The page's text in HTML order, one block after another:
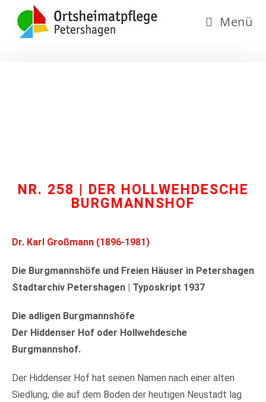
Menü
NR. 258 | DER HOLLWEHDESCHE
BURGMANNSHOF
Dr. Karl Großmann (1896-1981)
Die Burgmannshöfe und Freien Häuser in Petershagen
Stadtarchiv Petershagen | Typoskript 1937
Die adligen Burgmannshöfe
Der Hiddenser Hof oder Hollwehdesche
Burgmannshof.
Der Hiddenser Hof hat seinen Namen nach einer alten
Siedlung, die auf dem Boden der heutigen Neustadt lag